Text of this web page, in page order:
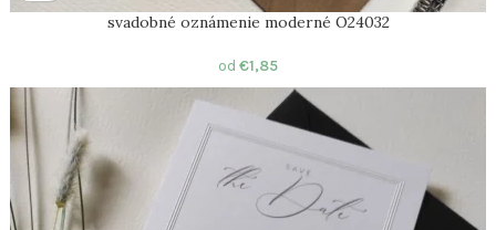
svadobné oznámenie moderné O24032
od €1,85